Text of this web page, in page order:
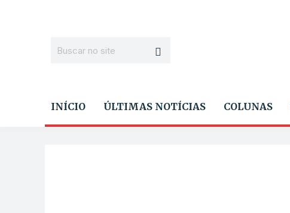
INÍCIO ÚLTIMAS NOTÍCIAS COLUNAS